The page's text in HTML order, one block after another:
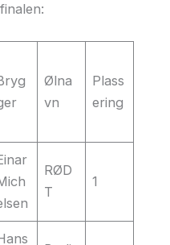
Ølna
vn
Plass
ering
RØD
T
1